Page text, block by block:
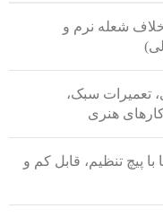
شعله نرم و
تعمیرات سبک،
هنری
پیچ تنظیم، قابل کم و